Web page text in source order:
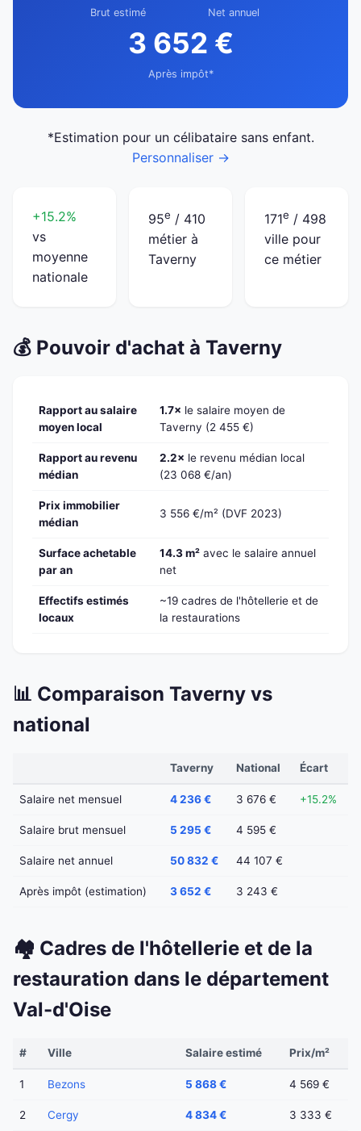
Brut estimé Net annuel
3 652 €
Après impôt*
*Estimation pour un célibataire sans enfant.
Personnaliser →
+15.2%
vs
moyenne
nationale
95e / 410
métier à
Taverny
171e / 498
ville pour
ce métier
💰 Pouvoir d'achat à Taverny
Rapport au salaire
moyen local
1.7× le salaire moyen de
Taverny (2 455 €)
Rapport au revenu
médian
2.2× le revenu médian local
(23 068 €/an)
Prix immobilier
médian
3 556 €/m² (DVF 2023)
Surface achetable
par an
14.3 m² avec le salaire annuel
net
Effectifs estimés
locaux
~19 cadres de l'hôtellerie et de
la restaurations
📊 Comparaison Taverny vs
national
Taverny National Écart
Salaire net mensuel 4 236 € 3 676 € +15.2%
Salaire brut mensuel 5 295 € 4 595 €
Salaire net annuel 50 832 € 44 107 €
Après impôt (estimation) 3 652 € 3 243 €
🏘️ Cadres de l'hôtellerie et de la
restauration dans le département
Val-d'Oise
# Ville Salaire estimé Prix/m²
1 Bezons 5 868 € 4 569 €
2 Cergy 4 834 € 3 333 €